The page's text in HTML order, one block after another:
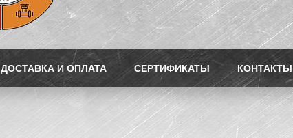
ДОСТАВКА И ОПЛАТА СЕРТИФИКАТЫ КОНТАКТЫ